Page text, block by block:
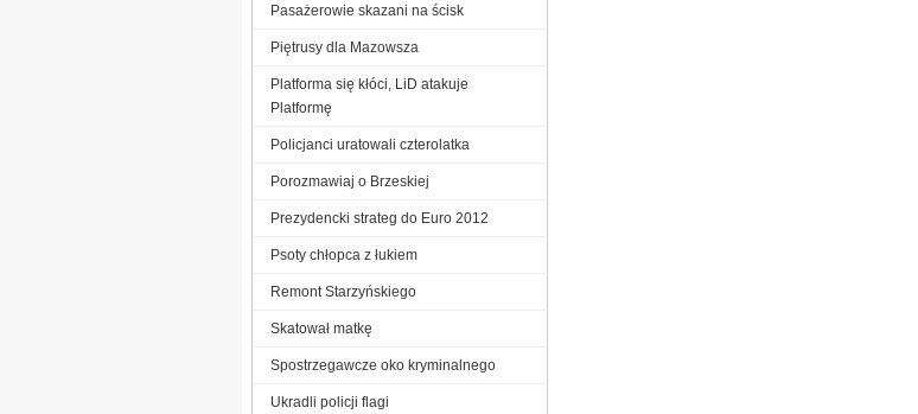
Pasażerowie skazani na ścisk
Piętrusy dla Mazowsza
Platforma się kłóci, LiD atakuje
Platformę
Policjanci uratowali czterolatka
Porozmawiaj o Brzeskiej
Prezydencki strateg do Euro 2012
Psoty chłopca z łukiem
Remont Starzyńskiego
Skatował matkę
Spostrzegawcze oko kryminalnego
Ukradli policji flagi